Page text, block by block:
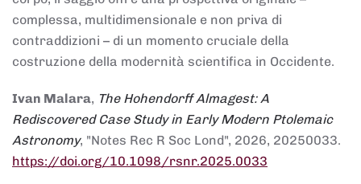
complessa, multidimensionale e non priva di
contraddizioni – di un momento cruciale della
costruzione della modernità scientifica in Occidente.
Ivan Malara, The Hohendorff Almagest: A
Rediscovered Case Study in Early Modern Ptolemaic
Astronomy, "Notes Rec R Soc Lond", 2026, 20250033.
https://doi.org/10.1098/rsnr.2025.0033